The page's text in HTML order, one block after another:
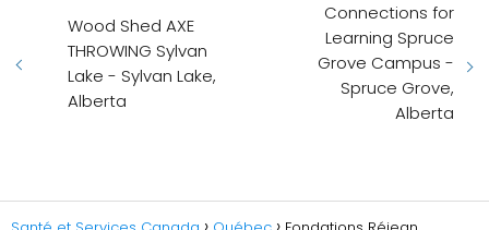
Wood Shed AXE
THROWING Sylvan
Lake - Sylvan Lake,
Alberta
Connections for
Learning Spruce
Grove Campus -
Spruce Grove,
Alberta